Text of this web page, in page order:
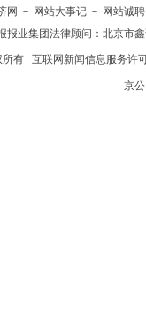
网 － 网站大事记 － 网站诚聘
报业集团法律顾问： 北京市
有 互联网新闻信息服务许
京